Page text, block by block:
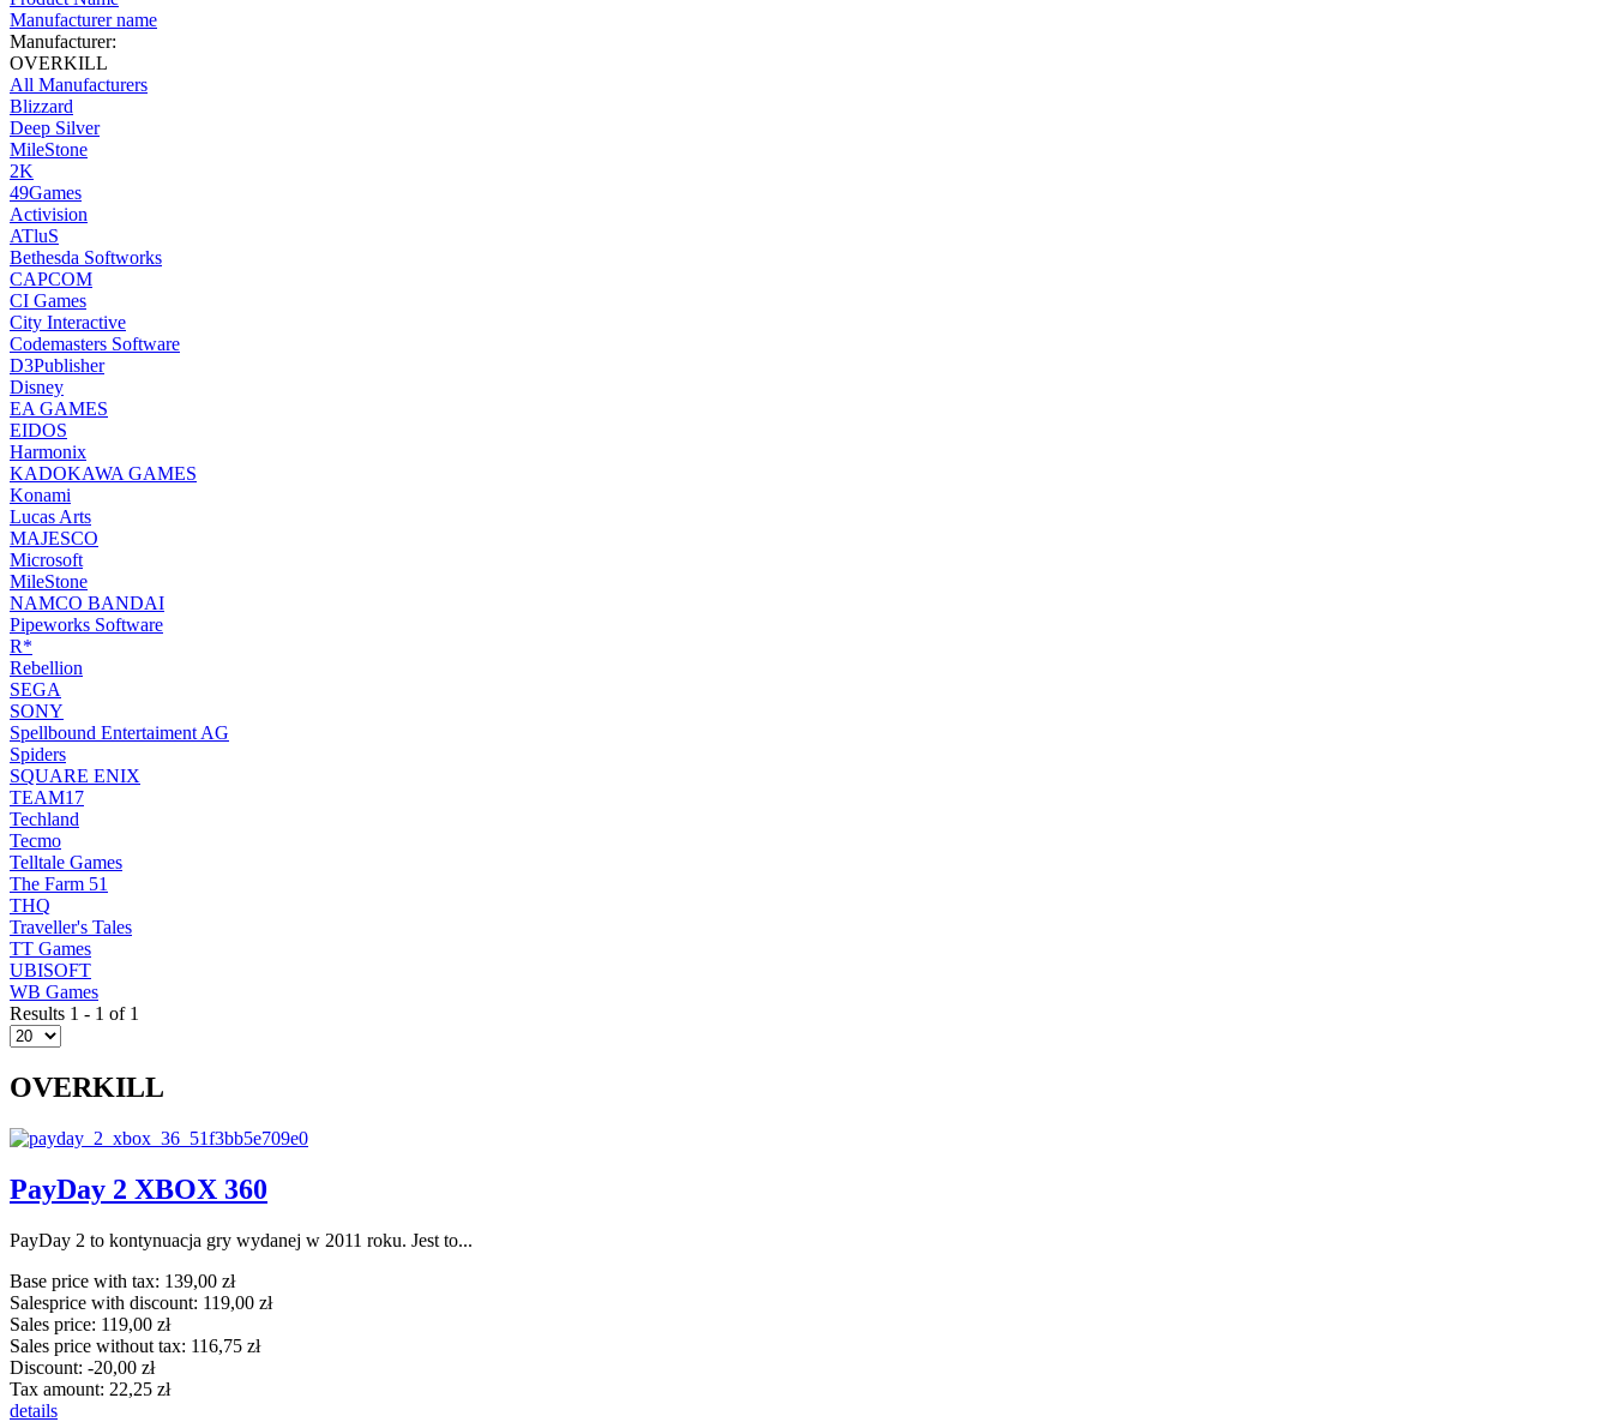
Manufacturer name
Manufacturer:
OVERKILL
All Manufacturers
Blizzard
Deep Silver
MileStone
2K
49Games
Activision
ATluS
Bethesda Softworks
CAPCOM
CI Games
City Interactive
Codemasters Software
D3Publisher
Disney
EA GAMES
EIDOS
Harmonix
KADOKAWA GAMES
Konami
Lucas Arts
MAJESCO
Microsoft
MileStone
NAMCO BANDAI
Pipeworks Software
R*
Rebellion
SEGA
SONY
Spellbound Entertaiment AG
Spiders
SQUARE ENIX
TEAM17
Techland
Tecmo
Telltale Games
The Farm 51
THQ
Traveller's Tales
TT Games
UBISOFT
WB Games
Results 1 - 1 of 1
OVERKILL
PayDay 2 XBOX 360
PayDay 2 to kontynuacja gry wydanej w 2011 roku. Jest to...
Base price with tax: 139,00 zł
Salesprice with discount: 119,00 zł
Sales price: 119,00 zł
Sales price without tax: 116,75 zł
Discount: -20,00 zł
Tax amount: 22,25 zł
details